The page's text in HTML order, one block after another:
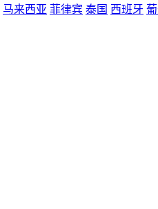
马来西亚 菲律宾 泰国 西班牙